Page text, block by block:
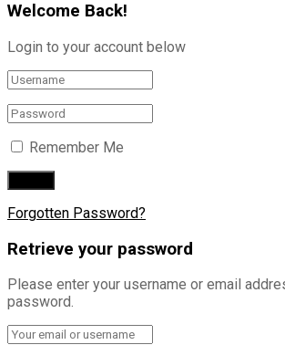
Welcome Back!
Login to your account below
Remember Me
Forgotten Password?
Retrieve your password
Please enter your username or email
password.